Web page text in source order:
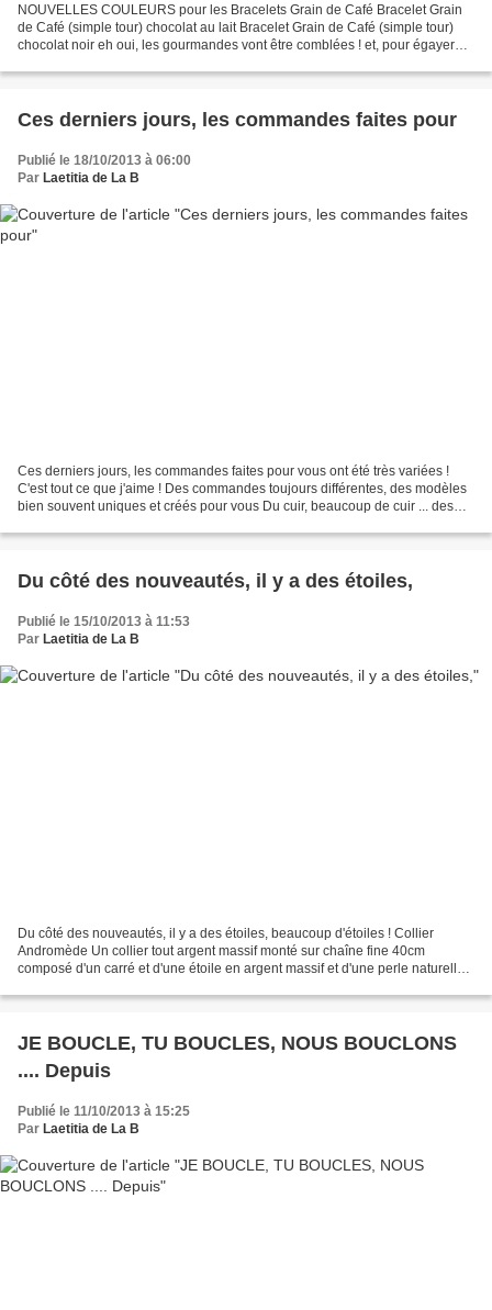
NOUVELLES COULEURS pour les Bracelets Grain de Café Bracelet Grain
de Café (simple tour) chocolat au lait Bracelet Grain de Café (simple tour)
chocolat noir eh oui, les gourmandes vont être comblées ! et, pour égayer
Ces derniers jours, les commandes faites pour
Publié le 18/10/2013 à 06:00
Par Laetitia de La B
Ces derniers jours, les commandes faites pour vous ont été très variées !
C'est tout ce que j'aime ! Des commandes toujours différentes, des modèles
bien souvent uniques et créés pour vous Du cuir, beaucoup de cuir ... des
Du côté des nouveautés, il y a des étoiles,
Publié le 15/10/2013 à 11:53
Par Laetitia de La B
Du côté des nouveautés, il y a des étoiles, beaucoup d'étoiles ! Collier
Andromède Un collier tout argent massif monté sur chaîne fine 40cm
composé d'un carré et d'une étoile en argent massif et d'une perle naturelle
JE BOUCLE, TU BOUCLES, NOUS BOUCLONS
.... Depuis
Publié le 11/10/2013 à 15:25
Par Laetitia de La B